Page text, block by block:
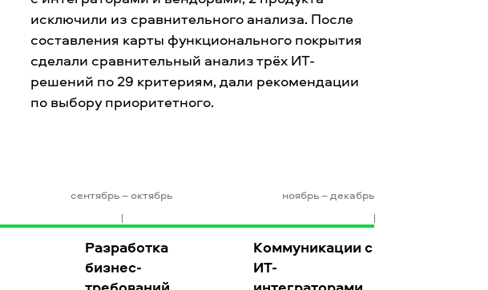
исключили из сравнительного анализа. После
составления карты функционального покрытия
сделали сравнительный анализ трёх ИТ-
решений по 29 критериям, дали рекомендации
по выбору приоритетного.
сентябрь – октябрь
Разработка
бизнес-
ноябрь – декабрь
Коммуникации с
ИТ-